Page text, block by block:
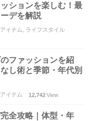
ションを楽しむ！最
デを解説
イテム
ライフスタイル
ファッションを紹
し術と季節・年代別
イテム 12,742View
全攻略｜体型・年